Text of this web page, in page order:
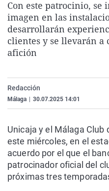
Con este patrocinio,
imagen en las
desarrollarán
clientes y se llevarán a
afición
Redacción
Málaga 30.07.2025 14:01
Unicaja y el Málaga Club
este miércoles, en el
acuerdo por el que el
patrocinador oficial del
próximas tres